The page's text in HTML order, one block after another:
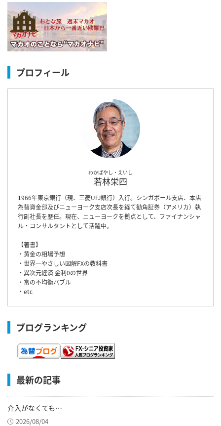
プロフィール
わかばやし・えいし
若林栄四
1966年東京銀行（現、三菱UFJ銀行）入行。シンガポール支店、本店
為替資金部及びニューヨーク支店次長を経て勧角証券（アメリカ）執
行副社長を歴任。現在、ニューヨークを拠点として、ファイナンシャ
ル・コンサルタントとして活躍中。
【著書】
・黄金の相場予想
・世界一やさしい図解FXの教科書
・異次元経済 金利0の世界
・富の不均衡バブル
・etc
ブログランキング
最新の記事
介入がなくても…
2026/08/04